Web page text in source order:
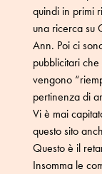
quindi in primi
una ricerca su
Ann. Poi ci
pubblicitari
vengono
pertinenza di
Vi è mai
questo sito
Questo è il
Insomma le